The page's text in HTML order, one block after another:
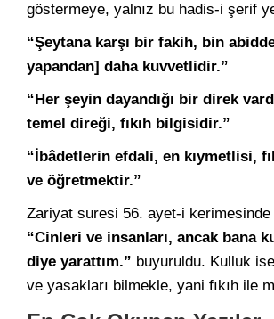
göstermeye, yalnız bu hadis-i şerif
“Şeytana karşı bir fakih, bin
yapandan] daha kuvvetlidir.”
“Her şeyin dayandığı bir direk
temel direği, fıkıh bilgisidir.”
“İbâdetlerin efdali, en kıymetlisi,
ve öğretmektir.”
Zariyat suresi 56. ayet-i kerimesinde
“Cinleri ve insanları, ancak bana
diye yarattım.” buyuruldu. Kulluk
ve yasakları bilmekle, yani fıkıh ile